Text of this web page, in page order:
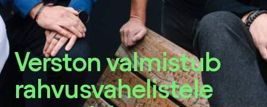
Verston valmistub
rahvusvahelistele